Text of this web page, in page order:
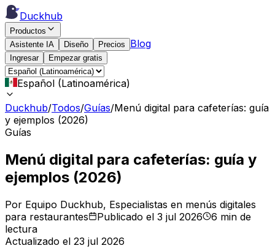
Duckhub
Productos
Asistente IA
Diseño Precios Blog
Ingresar Empezar gratis
Español (Latinoamérica)
Duckhub/Todos/Guías/Menú digital para cafeterías: guía
y ejemplos (2026)
Guías
Menú digital para cafeterías: guía y
ejemplos (2026)
Por Equipo Duckhub, Especialistas en menús digitales
para restaurantes
Publicado el 3 jul 2026
6 min de
lectura
Actualizado el 23 jul 2026